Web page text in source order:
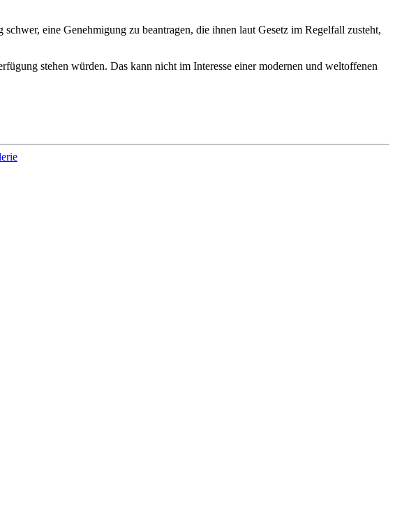
eine Genehmigung zu beantragen, die ihnen laut Gesetz im Regelfall zusteht,
stehen würden. Das kann nicht im Interesse einer modernen und weltoffenen